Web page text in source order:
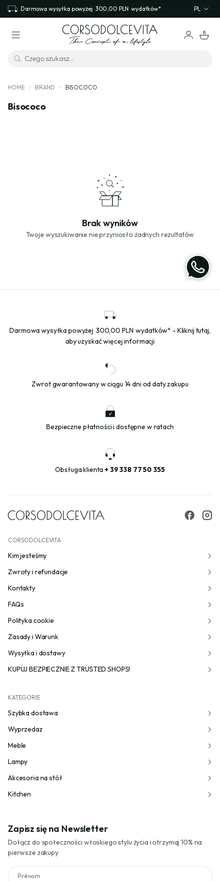
Darmowa wysyłka powyżej 300,00 PLN wydatków* PL
HOME BRAND BISOCOCO
Bisococo
Brak wyników
Twoje wyszukiwanie nie przyniosło żadnych rezultatów
Darmowa wysyłka powyżej 300,00 PLN wydatków* - Kliknij tutaj,
aby uzyskać więcej informacji
Zwrot gwarantowany w ciągu 14 dni od daty zakupu
Bezpieczne płatności i dostępne w ratach
Obsługa klienta+ 39 338 77 50 355
CORSODOLCEVITA
Kim jesteśmy
Zwroty i refundacje
Kontakty
FAQs
Polityka cookie
Zasady i Warunk
Wysyłka i dostawy
KUPUJ BEZPIECZNIE Z TRUSTED SHOPS!
KATEGORIE
Szybka dostawa
Wyprzedaz
Meble
Lampy
Akcesoria na stół
Kitchen
Zapisz się na Newsletter
Dołącz do społeczności włoskiego stylu życia i otrzymaj 10% na
pierwsze zakupy
Prénom